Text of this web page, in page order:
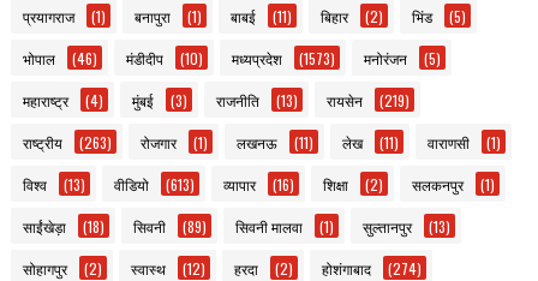
प्रयागराज (1) बनापुरा (1) बाबई (11) बिहार (2) भिंड (5)
भोपाल (46) मंडीदीप (10) मध्यप्रदेश (1573) मनोरंजन (5)
महाराष्ट्र (4) मुंबई (3) राजनीति (13) रायसेन (219)
राष्ट्रीय (263) रोजगार (1) लखनऊ (11) लेख (11) वाराणसी (1)
विश्व (13) वीडियो (613) व्यापार (16) शिक्षा (2) सलकनपुर (1)
साईंखेड़ा (18) सिवनी (89) सिवनी मालवा (1) सुल्तानपुर (13)
सोहागपुर (2) स्वास्थ (12) हरदा (2) होशंगाबाद (274)